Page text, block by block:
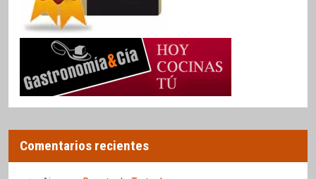
Comentarios recientes